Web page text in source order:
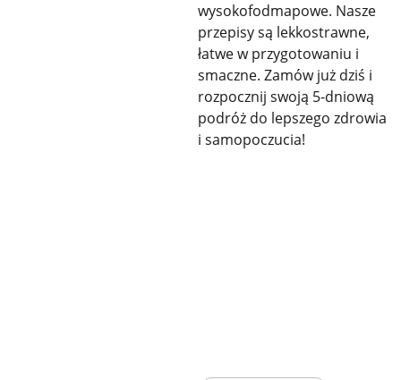
wysokofodmapowe. Nasze
przepisy są lekkostrawne,
łatwe w przygotowaniu i
smaczne. Zamów już dziś i
rozpocznij swoją 5-dniową
podróż do lepszego zdrowia
i samopoczucia!